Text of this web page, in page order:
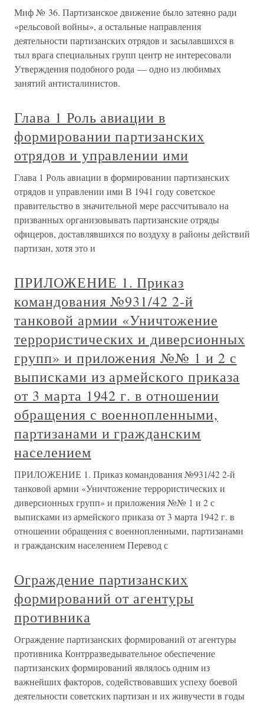
Миф № 36. Партизанское движение было затеяно ради
«рельсовой войны», а остальные направления
деятельности партизанских отрядов и засылавшихся в
тыл врага специальных групп центр не интересовали
Утверждения подобного рода — одно из любимых
занятий антисталинистов.
Глава 1 Роль авиации в
формировании партизанских
отрядов и управлении ими
Глава 1 Роль авиации в формировании партизанских
отрядов и управлении ими В 1941 году советское
правительство в значительной мере рассчитывало на
призванных организовывать партизанские отряды
офицеров, доставлявшихся по воздуху в районы действий
партизан, хотя это и
ПРИЛОЖЕНИЕ 1. Приказ
командования №931/42 2-й
танковой армии «Уничтожение
террористических и диверсионных
групп» и приложения №№ 1 и 2 с
выписками из армейского приказа
от 3 марта 1942 г. в отношении
обращения с военнопленными,
партизанами и гражданским
населением
ПРИЛОЖЕНИЕ 1. Приказ командования №931/42 2-й
танковой армии «Уничтожение террористических и
диверсионных групп» и приложения №№ 1 и 2 с
выписками из армейского приказа от 3 марта 1942 г. в
отношении обращения с военнопленными, партизанами
и гражданским населением Перевод с
Ограждение партизанских
формирований от агентуры
противника
Ограждение партизанских формирований от агентуры
противника Контрразведывательное обеспечение
партизанских формирований являлось одним из
важнейших факторов, содействовавших успеху боевой
деятельности советских партизан и их живучести в годы